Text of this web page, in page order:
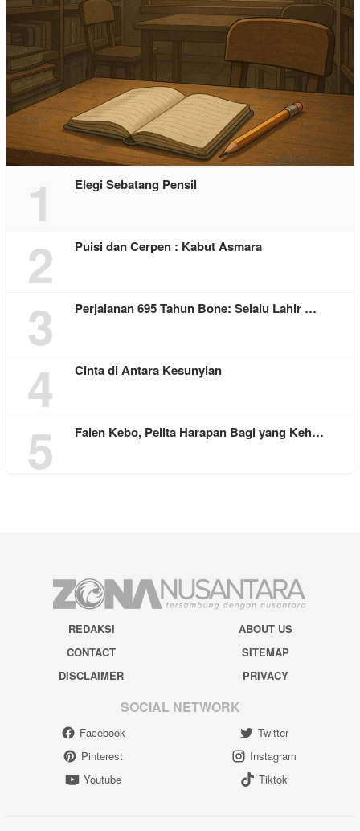
1 Elegi Sebatang Pensil
2 Puisi dan Cerpen : Kabut Asmara
3 Perjalanan 695 Tahun Bone: Selalu Lahir …
4 Cinta di Antara Kesunyian
5 Falen Kebo, Pelita Harapan Bagi yang Keh…
REDAKSI
ABOUT US
CONTACT
SITEMAP
DISCLAIMER
PRIVACY
SOCIAL NETWORK
Facebook
Twitter
Pinterest
Instagram
Youtube
Tiktok